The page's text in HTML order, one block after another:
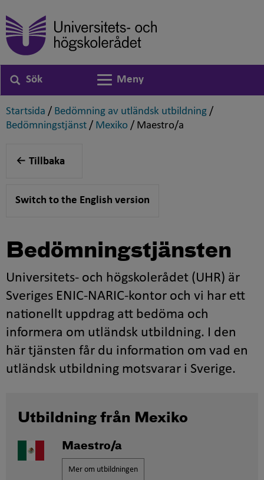
Sök
Växla navigering
Meny
Startsida ,
/ Bedömning av utländsk utbildning ,
/
Bedömningstjänst ,
/ Mexiko ,
/ Maestro/a
Tillbaka
Switch to the English version
Bedömningstjänsten
Universitets- och högskolerådet (UHR) är
Sveriges ENIC-NARIC-kontor och vi har ett
nationellt uppdrag att bedöma och
informera om utländsk utbildning. I den
här tjänsten får du information om vad en
utländsk utbildning motsvarar i Sverige.
Utbildning från Mexiko
Maestro/a
Mer om utbildningen